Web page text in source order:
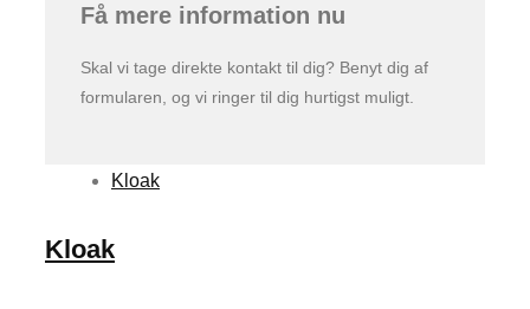
Få mere information nu
Skal vi tage direkte kontakt til dig? Benyt dig af
formularen, og vi ringer til dig hurtigst muligt.
Kloak
Kloak